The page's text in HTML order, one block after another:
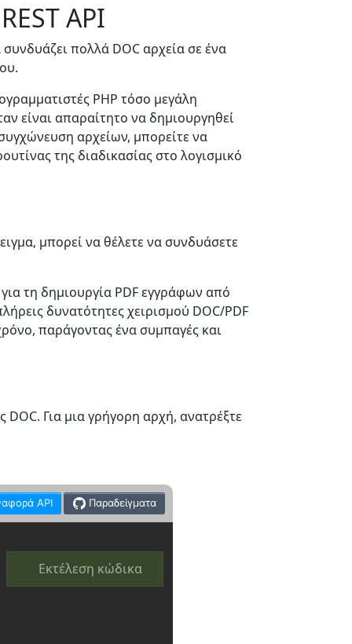
API
πολλά DOC αρχεία σε ένα
PHP τόσο μεγάλη
είναι απαραίτητο να δημιουργηθεί
αρχείων, μπορείτε να
της διαδικασίας στο λογισμικό
μπορεί να θέλετε να συνδυάσετε
τη δημιουργία PDF εγγράφων από
δυνατότητες χειρισμού DOC/PDF
παράγοντας ένα συμπαγές και
Για μια γρήγορη αρχή, ανατρέξτε
API Παραδείγματα
Εκτέλεση κώδικα